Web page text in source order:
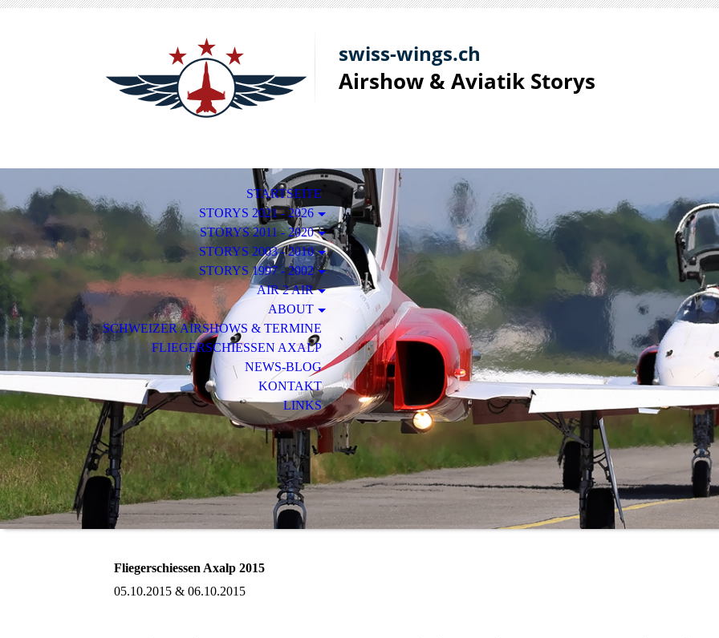
swiss-wings.ch
Airshow & Aviatik Storys
STARTSEITE
STORYS 2021 - 2026
STORYS 2011 - 2020
STORYS 2003 - 2010
STORYS 1997 - 2002
AIR 2 AIR
ABOUT
SCHWEIZER AIRSHOWS & TERMINE
FLIEGERSCHIESSEN AXALP
NEWS-BLOG
KONTAKT
LINKS
Fliegerschiessen Axalp 2015
05.10.2015 & 06.10.2015